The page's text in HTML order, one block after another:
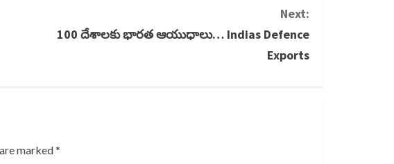
Next:
100 దేశాలకు భారత ఆయుధాలు… Indias Defence
Exports
marked*